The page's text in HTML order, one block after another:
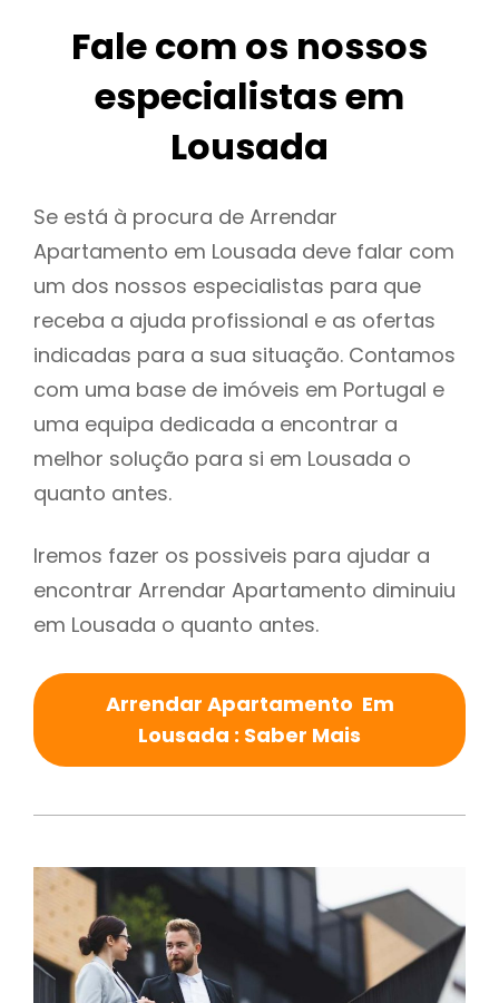
Fale com os nossos
especialistas em
Lousada
Se está à procura de Arrendar
Apartamento em Lousada deve falar com
um dos nossos especialistas para que
receba a ajuda profissional e as ofertas
indicadas para a sua situação. Contamos
com uma base de imóveis em Portugal e
uma equipa dedicada a encontrar a
melhor solução para si em Lousada o
quanto antes.
Iremos fazer os possiveis para ajudar a
encontrar Arrendar Apartamento diminuiu
em Lousada o quanto antes.
Arrendar Apartamento Em
Lousada : Saber Mais